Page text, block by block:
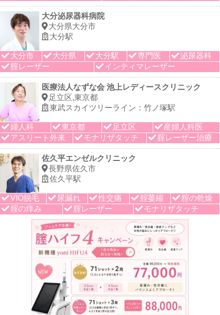
大分泌尿器科病院
大分県大分市
大分駅
大分市 大分県 大分駅 専門医
泌尿器科
腟レーザー
インティマレーザー
医療法人なずな会 池上レディースクリニック
足立区,東京都
東武スカイツリーライン：竹ノ塚駅
婦人科 東京都 足立区
産婦人科医
アスリート外来
モナリザタッチ 腟レーザー治療
佐久平エンゼルクリニック
長野県佐久市
佐久平駅
VIO脱毛 尿漏れ 性交痛 腟萎縮
腟の乾燥
腟の痒み
腟レーザー モナリザタッチ